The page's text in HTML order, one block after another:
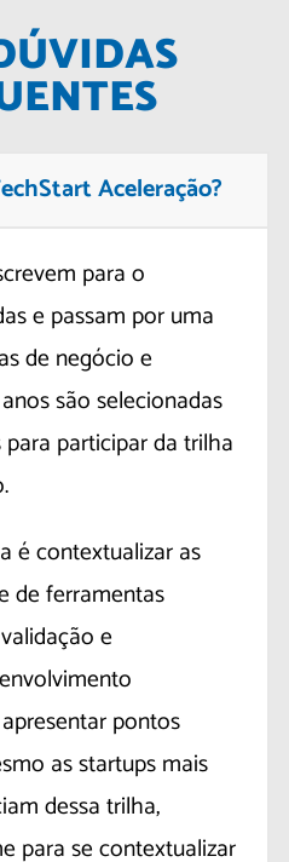
Aceleração?
para o
e passam por uma
de negócio e
são selecionadas
participar da trilha
é contextualizar as
de ferramentas
e
pontos
as startups mais
dessa trilha,
para se contextualizar